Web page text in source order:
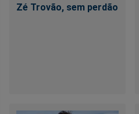
Zé Trovão, sem perdão